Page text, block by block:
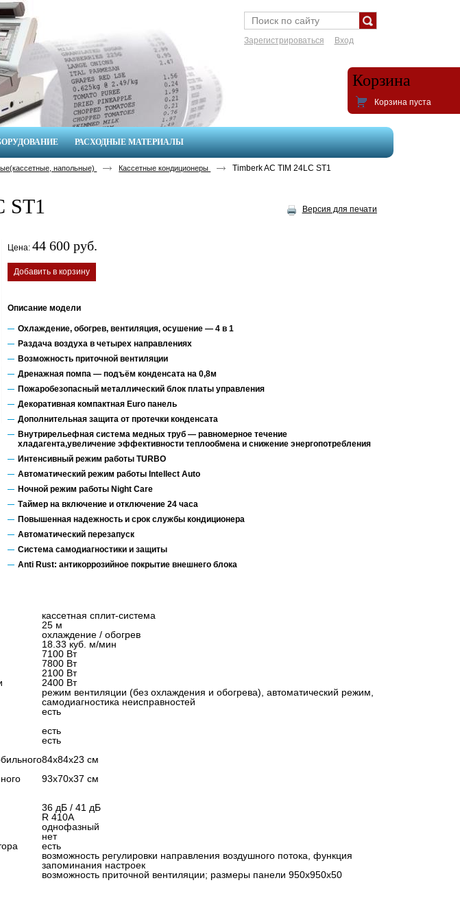
Зарегистрироваться Вход
РАСХОДНЫЕ МАТЕРИАЛЫ
Корзина
Корзина пуста
напольные) Кассетные кондиционеры Timberk AC TIM 24LC ST1
ST1 Версия для печати
Цена:44 600 руб.
Добавить в корзину
Описание модели
Охлаждение, обогрев, вентиляция, осушение — 4 в 1
Раздача воздуха в четырех направлениях
Возможность приточной вентиляции
Дренажная помпа — подъём конденсата на 0,8м
Пожаробезопасный металлический блок платы управления
Декоративная компактная Euro панель
Дополнительная защита от протечки конденсата
Внутрирельефная система медных труб — равномерное течение
хладагента,увеличение эффективности теплообмена и снижение энергопотребления
Интенсивный режим работы TURBO
Автоматический режим работы Intellect Auto
Ночной режим работы Night Care
Таймер на включение и отключение 24 часа
Повышенная надежность и срок службы кондиционера
Автоматический перезапуск
Система самодиагностики и защиты
Anti Rust: антикоррозийное покрытие внешнего блока
кассетная сплит-система
25 м
охлаждение / обогрев
18.33 куб. м/мин
7100 Вт
7800 Вт
2100 Вт
2400 Вт
режим вентиляции (без охлаждения и обогрева), автоматический режим,
самодиагностика неисправностей
есть
есть
есть
84x84x23 см
93x70x37 см
36 дБ / 41 дБ
R 410A
однофазный
нет
есть
возможность регулировки направления воздушного потока, функция
запоминания настроек
возможность приточной вентиляции; размеры панели 950x950x50